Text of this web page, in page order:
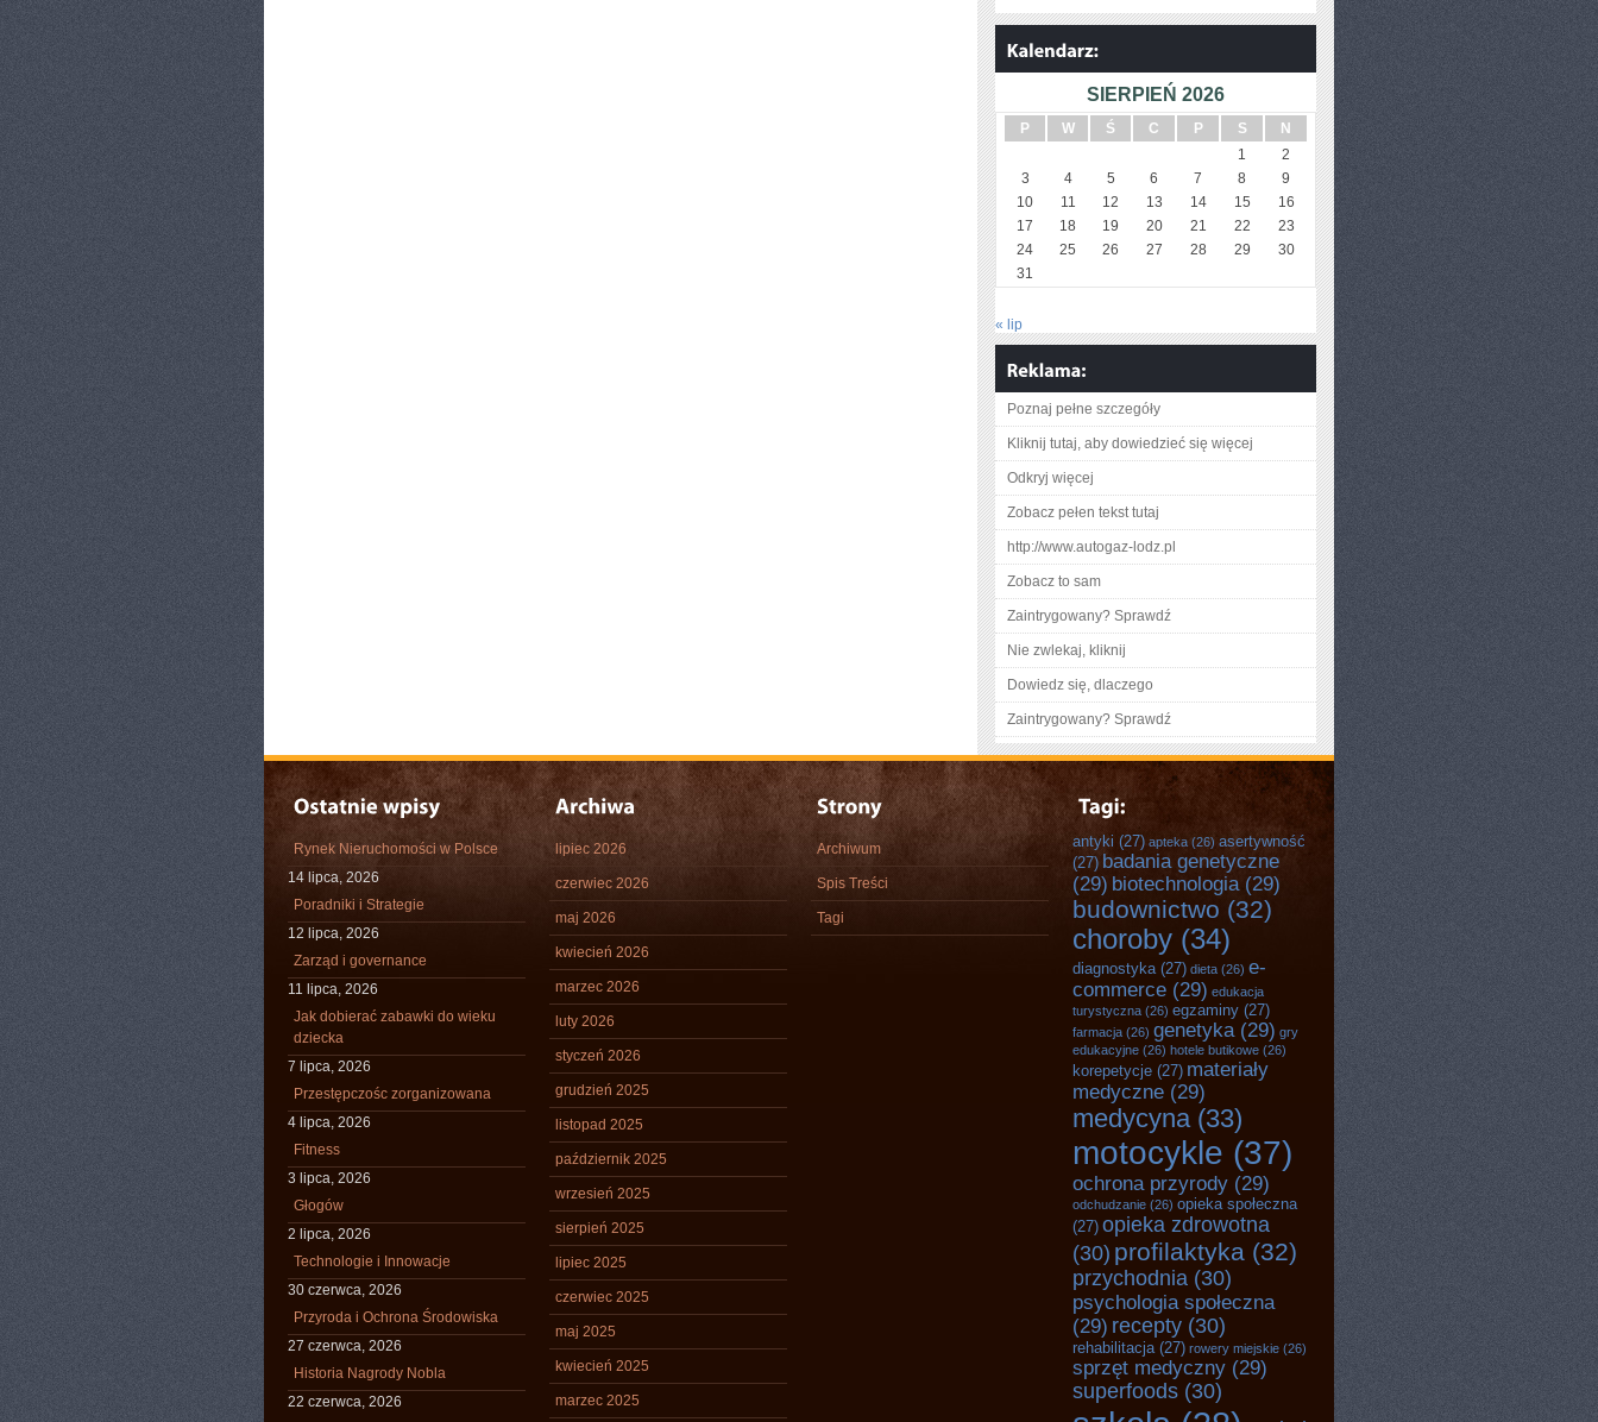
SIERPIEŃ 2026
P W Ś C P S
N
1
2
3
4 5 6 7 8
9
10
11 12 13 14 15
16
17
18 19 20 21 22
23
24
25 26 27 28 29
30
31
« lip
Poznaj pełne szczegóły
Kliknij tutaj, aby dowiedzieć się więcej
Odkryj więcej
Zobacz pełen tekst tutaj
http://www.autogaz-lodz.pl
Zobacz to sam
Zaintrygowany? Sprawdź
Nie zwlekaj, kliknij
Dowiedz się, dlaczego
Zaintrygowany? Sprawdź
Rynek Nieruchomości w Polsce
14 lipca, 2026
Poradniki i Strategie
12 lipca, 2026
Zarząd i governance
11 lipca, 2026
Jak dobierać zabawki do wieku
dziecka
7 lipca, 2026
Przestępczośc zorganizowana
4 lipca, 2026
Fitness
3 lipca, 2026
Głogów
2 lipca, 2026
Technologie i Innowacje
30 czerwca, 2026
Przyroda i Ochrona Środowiska
27 czerwca, 2026
Historia Nagrody Nobla
22 czerwca, 2026
lipiec 2026
czerwiec 2026
maj 2026
kwiecień 2026
marzec 2026
luty 2026
styczeń 2026
grudzień 2025
listopad 2025
październik 2025
wrzesień 2025
sierpień 2025
lipiec 2025
czerwiec 2025
maj 2025
kwiecień 2025
marzec 2025
Archiwum
Spis Treści
Tagi
antyki (27) apteka (26) asertywność
(27) badania genetyczne
(29) biotechnologia (29)
budownictwo (32)
choroby (34)
diagnostyka(27) dieta (26) e-
commerce (29) edukacja
turystyczna (26) egzaminy (27)
farmacja (26) genetyka (29) gry
edukacyjne (26) hotele butikowe (26)
korepetycje (27) materiały
medyczne (29)
medycyna(33)
motocykle (37)
ochrona przyrody (29)
odchudzanie (26) opieka społeczna
(27) opieka zdrowotna
(30) profilaktyka (32)
przychodnia (30)
psychologia społeczna
(29) recepty (30)
rehabilitacja(27) rowery miejskie (26)
sprzęt medyczny (29)
superfoods (30)